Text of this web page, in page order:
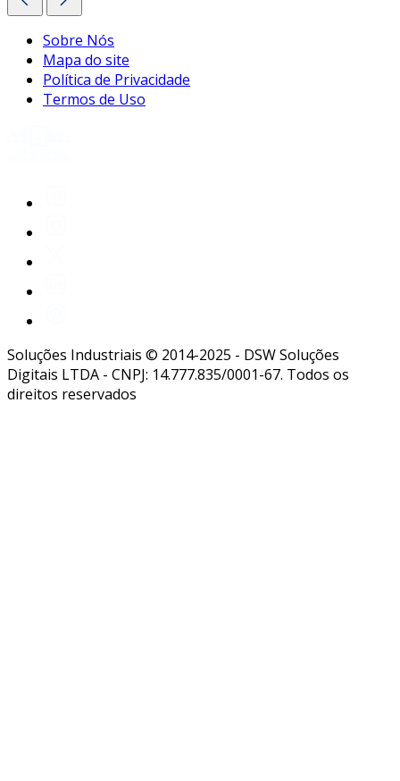
Sobre Nós
Mapa do site
Política de Privacidade
Termos de Uso
Soluções Industriais © 2014-2025 - DSW Soluções
Digitais LTDA - CNPJ: 14.777.835/0001-67. Todos os
direitos reservados